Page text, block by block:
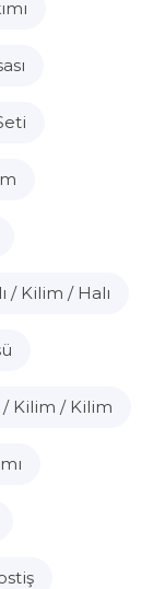
/ Kilim / Halı
/ Kilim / Kilim